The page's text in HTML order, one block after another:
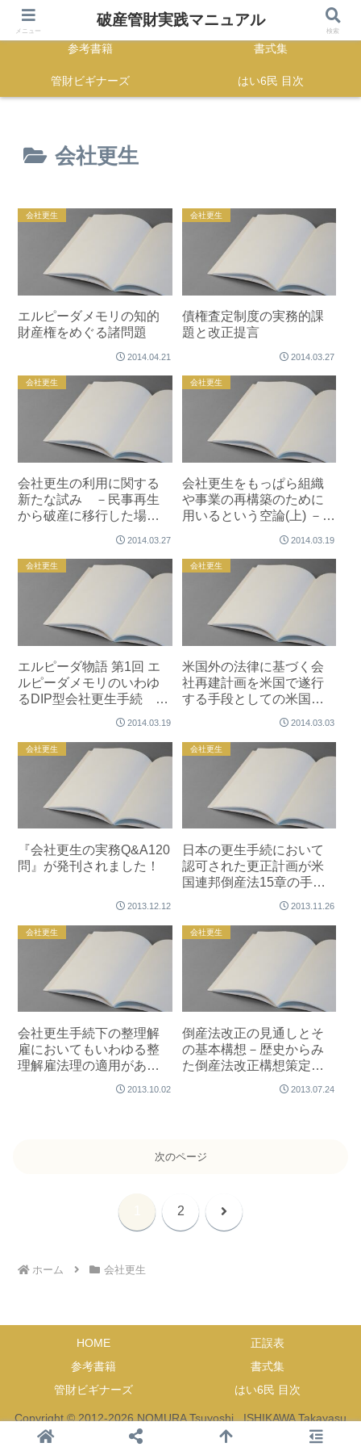
HOME 正誤表
参考書籍 書式集
管財ビギナーズ はい6民 目次
会社更生
会社更生
エルピーダメモリの知的
財産権をめぐる諸問題
2014.04.21
会社更生
債権査定制度の実務的課
題と改正提言
2014.03.27
会社更生
会社更生の利用に関する
新たな試み －民事再生
から破産に移行した場合
生を申し立て、更生手続
のもとで担保権者との協
議を成立させ、出来形
（コンクリート基礎）を
含む借地上の建物の処分
に成功した事例－
2014.03.27
会社更生
会社更生をもっぱら組織
や事業の再構築のために
用いるという空論(上) －会
2014.03.19
会社更生
エルピーダ物語 第1回 エ
ルピーダメモリのいわゆ
るDIP型会社更生手続 －
製造業で過去最大の法的
事業再生手続を振り返っ
て－
2014.03.19
会社更生
米国外の法律に基づく会
社再建計画を米国で遂行
する手段としての米国連
邦倒産法第15章 －エル
ピーダメモリ事件
2014.03.03
会社更生
『会社更生の実務Q&A120
問』が発刊されました！
2013.12.12
会社更生
日本の更生手続において
認可された更正計画が米
国連邦倒産法15章の手続
において承認された初め
ての事例－エルピーダメ
モリ事件－
2013.11.26
会社更生
会社更生手続下の整理解
雇においてもいわゆる整
理解雇法理の適用がある
2013.10.02
会社更生
倒産法改正の見通しとそ
の基本構想－歴史からみ
た倒産法改正構想策定の
2013.07.24
次のページ
2 次
ホーム 会社更生
HOME
正誤表
参考書籍
書式集
管財ビギナーズ
はい6民 目次
Copyright © 2012-2026 NOMURA Tsuyoshi , ISHIKAWA Takayasu
and SHINTAKU Masato All Rights Reserved.
メニュー
破産管財実践マニュアル
検索